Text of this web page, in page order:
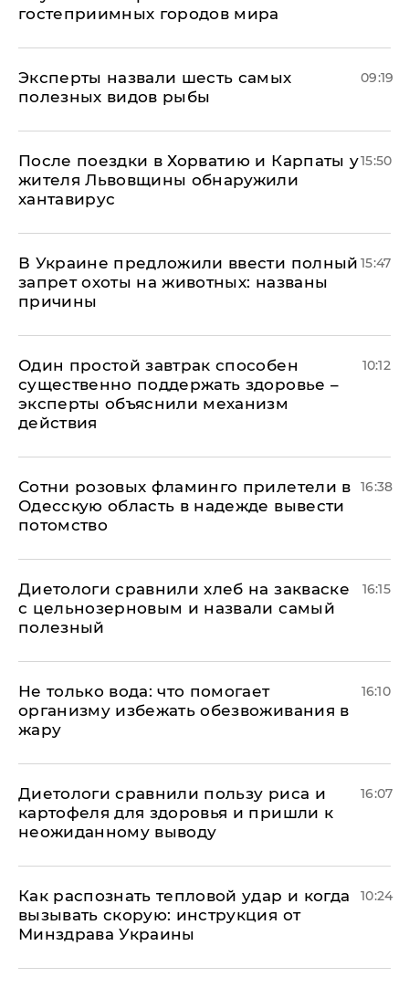
гостеприимных городов мира
Эксперты назвали шесть самых
полезных видов рыбы
09:19
После поездки в Хорватию и Карпаты у
жителя Львовщины обнаружили
хантавирус
15:50
В Украине предложили ввести полный
запрет охоты на животных: названы
причины
15:47
Один простой завтрак способен
существенно поддержать здоровье –
эксперты объяснили механизм
действия
10:12
Сотни розовых фламинго прилетели в
Одесскую область в надежде вывести
потомство
16:38
Диетологи сравнили хлеб на закваске
с цельнозерновым и назвали самый
полезный
16:15
Не только вода: что помогает
организму избежать обезвоживания в
жару
16:10
Диетологи сравнили пользу риса и
картофеля для здоровья и пришли к
неожиданному выводу
16:07
Как распознать тепловой удар и когда
вызывать скорую: инструкция от
Минздрава Украины
10:24